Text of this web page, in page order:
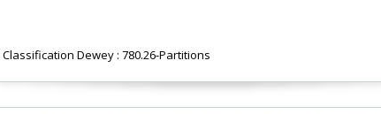
Classification Dewey : 780.26-Partitions‎